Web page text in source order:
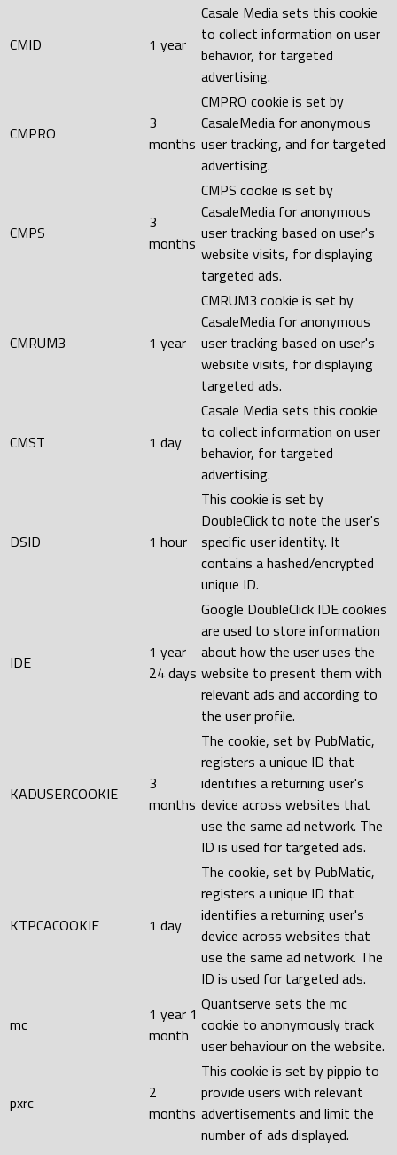
CMID 1 year
Casale Media sets this cookie
to collect information on user
behavior, for targeted
advertising.
CMPRO
3
months
CMPRO cookie is set by
CasaleMedia for anonymous
user tracking, and for targeted
advertising.
CMPS
3
months
CMPS cookie is set by
CasaleMedia for anonymous
user tracking based on user's
website visits, for displaying
targeted ads.
CMRUM3 1 year
CMRUM3 cookie is set by
CasaleMedia for anonymous
user tracking based on user's
website visits, for displaying
targeted ads.
CMST 1 day
Casale Media sets this cookie
to collect information on user
behavior, for targeted
advertising.
DSID 1 hour
This cookie is set by
DoubleClick to note the user's
specific user identity. It
contains a hashed/encrypted
unique ID.
IDE
1 year
24 days
Google DoubleClick IDE cookies
are used to store information
about how the user uses the
website to present them with
relevant ads and according to
the user profile.
KADUSERCOOKIE
3
months
The cookie, set by PubMatic,
registers a unique ID that
identifies a returning user's
device across websites that
use the same ad network. The
ID is used for targeted ads.
KTPCACOOKIE 1 day
The cookie, set by PubMatic,
registers a unique ID that
identifies a returning user's
device across websites that
use the same ad network. The
ID is used for targeted ads.
mc
1 year 1
month
Quantserve sets the mc
cookie to anonymously track
user behaviour on the website.
pxrc
2
months
This cookie is set by pippio to
provide users with relevant
advertisements and limit the
number of ads displayed.